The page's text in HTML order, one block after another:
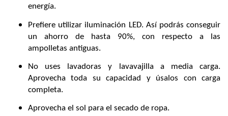
energía.
Prefiere utilizar iluminación LED. Así podrás conseguir
un ahorro de hasta 90%, con respecto a las
ampolletas antiguas.
No uses lavadoras y lavavajilla a media carga.
Aprovecha toda su capacidad y úsalos con carga
completa.
Aprovecha el sol para el secado de ropa.